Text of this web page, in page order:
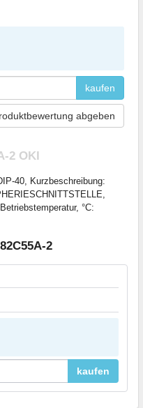
kaufen
abgeben
2 OKI
40, Kurzbeschreibung:
°C:
2
kaufen